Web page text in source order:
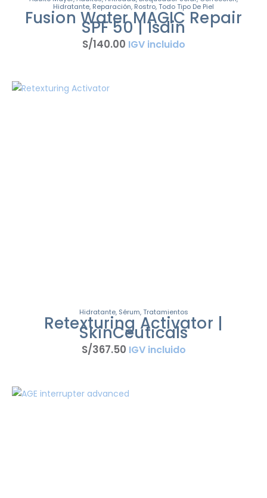
Hidratante, Reparación, Rostro,Todo Tipo De Piel
Fusion Water MAGIC Repair
SPF 50 | Isdin
S/140.00 IGV incluido
Hidratante, Sérum,Tratamientos
Retexturing Activator |
SkinCeuticals
S/367.50 IGV incluido